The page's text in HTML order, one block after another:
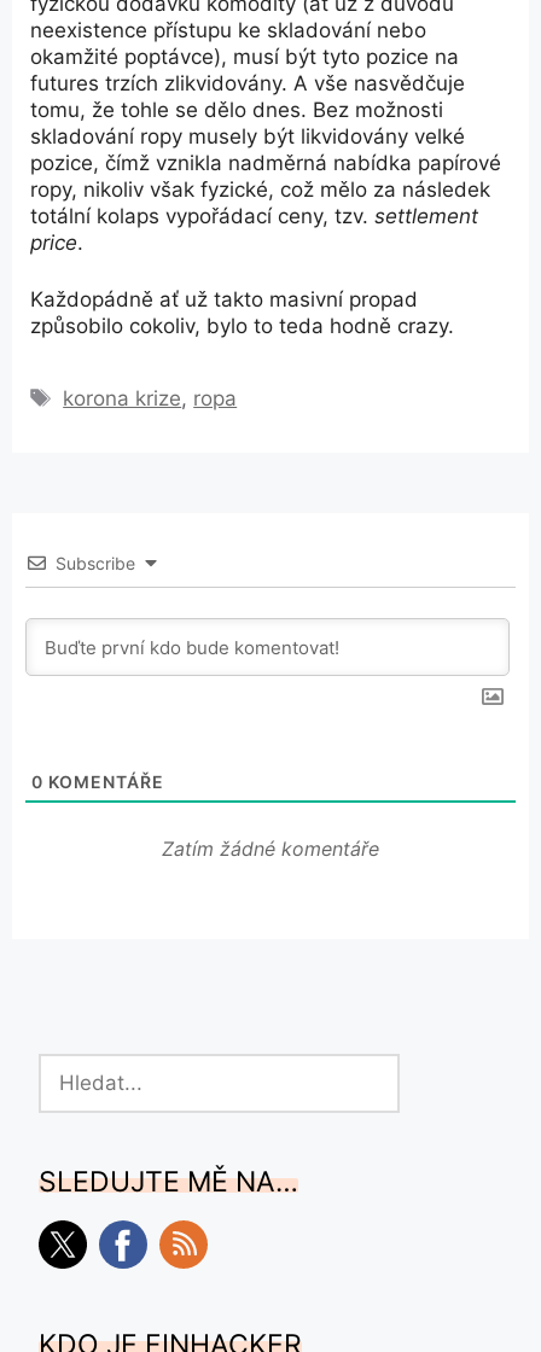
neexistence přístupu ke skladování nebo
okamžité poptávce), musí být tyto pozice na
futures trzích zlikvidovány. A vše nasvědčuje
tomu, že tohle se dělo dnes. Bez možnosti
skladování ropy musely být likvidovány velké
pozice, čímž vznikla nadměrná nabídka papírové
ropy, nikoliv však fyzické, což mělo za následek
totální kolaps vypořádací ceny, tzv. settlement
price.
Každopádně ať už takto masivní propad
způsobilo cokoliv, bylo to teda hodně crazy.
Štítky
korona krize, ropa
Subscribe
0 KOMENTÁŘE
Zatím žádné komentáře
SLEDUJTE MĚ NA…
KDO JE FINHACKER